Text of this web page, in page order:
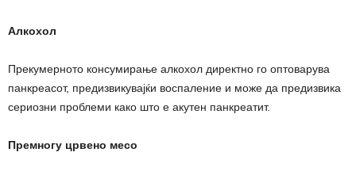
Алкохол
Прекумерното консумирање алкохол директно го оптоварува
панкреасот, предизвикувајќи воспаление и може да предизвика
сериозни проблеми како што е акутен панкреатит.
Премногу црвено месо